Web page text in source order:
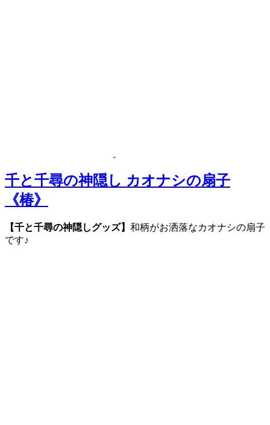
千と千尋の神隠し カオナシの扇子
《椿》
【千と千尋の神隠しグッズ】 和柄がお洒落なカオナシの扇子
です♪